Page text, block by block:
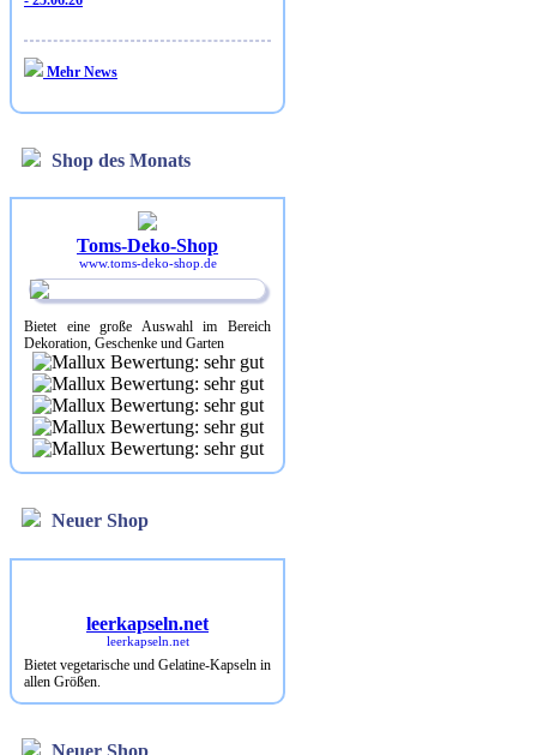
Mehr News
Shop des Monats
Toms-Deko-Shop
www.toms-deko-shop.de
Bietet eine große Auswahl im Bereich
Dekoration, Geschenke und Garten
Neuer Shop
leerkapseln.net
leerkapseln.net
Bietet vegetarische und Gelatine-Kapseln in
allen Größen.
Neuer Shop